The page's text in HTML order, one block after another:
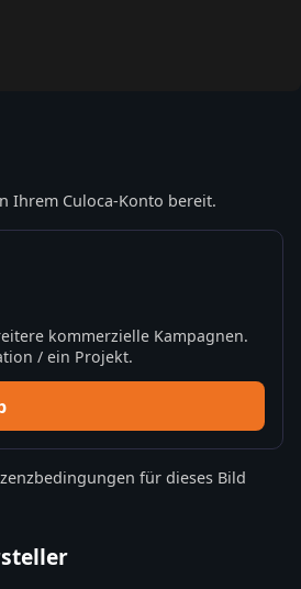
Ihrem Culoca-Konto bereit.
kommerzielle Kampagnen.
/ ein Projekt.
für dieses Bild